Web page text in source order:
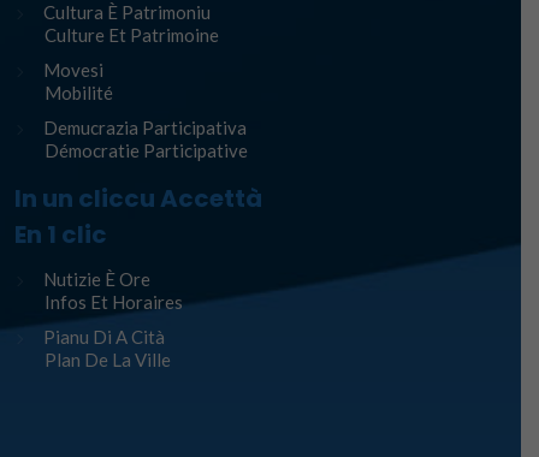
Cultura È Patrimoniu
Culture Et Patrimoine
Movesi
Mobilité
Demucrazia Participativa
Démocratie Participative
In un cliccu Accettà
En 1 clic
Nutizie È Ore
Infos Et Horaires
Pianu Di A Cità
Plan De La Ville